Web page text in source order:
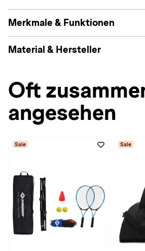
Merkmale & Funktionen
Material & Hersteller
Oft
angesehen
Sale Sale